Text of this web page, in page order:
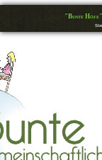
"Bunte